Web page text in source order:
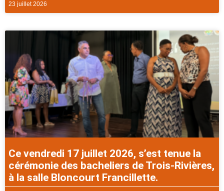
23 juillet 2026
Ce vendredi 17 juillet 2026, s’est tenue la
cérémonie des bacheliers de Trois-Rivières,
à la salle Bloncourt Francillette.